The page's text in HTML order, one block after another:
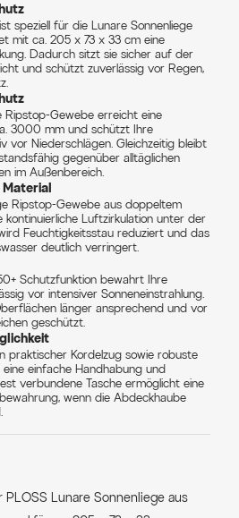
speziell für die Lunare Sonnenliege
mit ca. 205 x 73 x 33 cm eine
Dadurch sitzt sie sicher auf der
und schützt zuverlässig vor Regen,
Ripstop-Gewebe erreicht eine
3000 mm und schützt Ihre
vor Niederschlägen. Gleichzeitig bleibt
gegenüber alltäglichen
im Außenbereich.
Ripstop-Gewebe aus doppeltem
Luftzirkulation unter der
Feuchtigkeitsstau reduziert und das
deutlich verringert.
Schutzfunktion bewahrt Ihre
vor intensiver Sonneneinstrahlung.
länger ansprechend und vor
geschützt.
praktischer Kordelzug sowie robuste
einfache Handhabung und
verbundene Tasche ermöglicht eine
wenn die Abdeckhaube
PLOSS Lunare Sonnenliege aus